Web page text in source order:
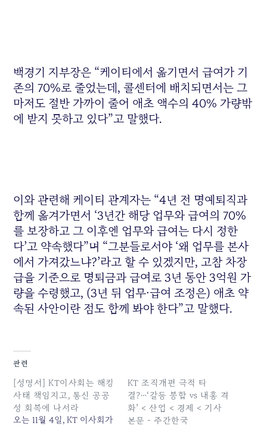
백경기 지부장은 “케이티에서 옮기면서 급여가 기
존의 70%로 줄었는데, 콜센터에 배치되면서는 그
마저도 절반 가까이 줄어 애초 액수의 40% 가량밖
에 받지 못하고 있다”고 말했다.
이와 관련해 케이티 관계자는 “4년 전 명예퇴직과
함께 옮겨가면서 ‘3년간 해당 업무와 급여의 70%
를 보장하고 그 이후엔 업무와 급여는 다시 정한
다’고 약속했다”며 “그분들로서야 ‘왜 업무를 본사
에서 가져갔느냐?’라고 할 수 있겠지만, 고참 차장
급을 기준으로 명퇴금과 급여로 3년 동안 3억원 가
량을 수령했고, (3년 뒤 업무·급여 조정은) 애초 약
속된 사안이란 점도 함께 봐야 한다”고 말했다.
관련
[성명서] KT이사회는 해킹
사태 책임지고, 통신 공공
성 회복에 나서라
오는 11월 4일, KT 이사회가
KT 조직개편 극적 타
결?…‘갈등 봉합 vs 내홍 격
화’ < 산업 < 경제 < 기사
본문 - 주간한국